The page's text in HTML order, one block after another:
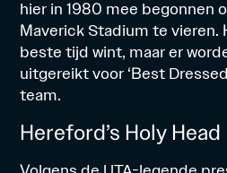
hier in 1980 mee begonnen
Maverick Stadium te
beste tijd wint, maar er
uitgereikt voor ‘Best
team.
Hereford’s Holy Head